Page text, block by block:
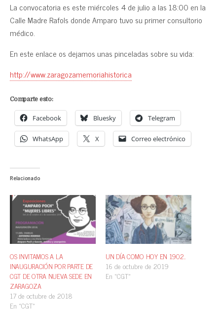
La convocatoria es este miércoles 4 de julio a las 18:00 en la
Calle Madre Rafols donde Amparo tuvo su primer consultorio
médico.
En este enlace os dejamos unas pinceladas sobre su vida:
http://www.zaragozamemoriahistorica
Comparte esto:
Facebook Bluesky Telegram
WhatsApp X Correo electrónico
Relacionado
OS INVITAMOS A LA
INAUGURACIÓN POR PARTE DE
CGT DE OTRA NUEVA SEDE EN
ZARAGOZA
17 de octubre de 2018
En «CGT»
UN DÍA COMO HOY EN 1902..
16 de octubre de 2019
En «CGT»